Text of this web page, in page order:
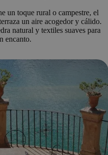
un toque rural o campestre, el
un aire acogedor y cálido.
natural y textiles suaves para
encanto.